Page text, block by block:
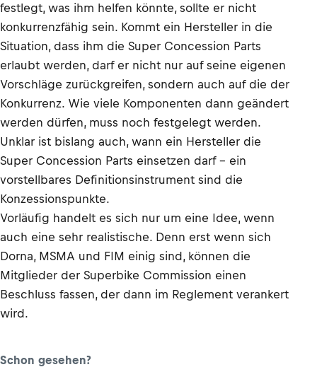
festlegt, was ihm helfen könnte, sollte er nicht
konkurrenzfähig sein. Kommt ein Hersteller in die
Situation, dass ihm die Super Concession Parts
erlaubt werden, darf er nicht nur auf seine eigenen
Vorschläge zurückgreifen, sondern auch auf die der
Konkurrenz. Wie viele Komponenten dann geändert
werden dürfen, muss noch festgelegt werden.
Unklar ist bislang auch, wann ein Hersteller die
Super Concession Parts einsetzen darf – ein
vorstellbares Definitionsinstrument sind die
Konzessionspunkte.
Vorläufig handelt es sich nur um eine Idee, wenn
auch eine sehr realistische. Denn erst wenn sich
Dorna, MSMA und FIM einig sind, können die
Mitglieder der Superbike Commission einen
Beschluss fassen, der dann im Reglement verankert
wird.
Schon gesehen?